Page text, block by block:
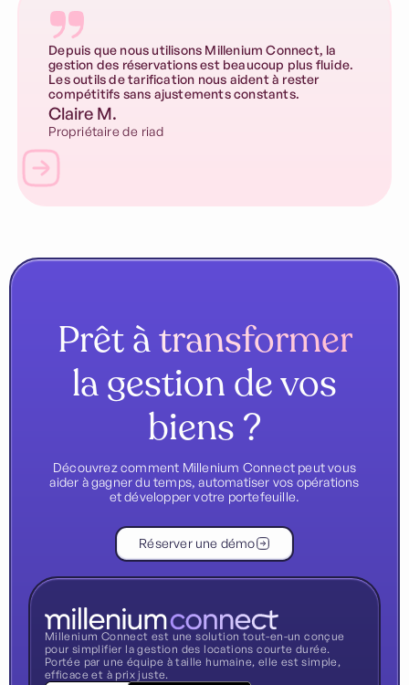
Depuis que nous utilisons Millenium Connect, la
gestion des réservations est beaucoup plus fluide.
Les outils de tarification nous aident à rester
compétitifs sans ajustements constants.
Claire M.
Propriétaire de riad
Prêt àtransformer
la gestion de vos
biens ?
Découvrez comment Millenium Connect peut vous
aider à gagner du temps, automatiser vos opérations
et développer votre portefeuille.
Réserver une démo
Millenium Connect est une solution tout-en-un conçue
pour simplifier la gestion des locations courte durée.
Portée par une équipe à taille humaine, elle est simple,
efficace et à prix juste.